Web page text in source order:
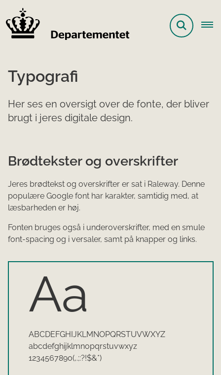
Typografi
Her ses en oversigt over de fonte, der bliver
brugt i jeres digitale design.
Brødtekster og overskrifter
Jeres brødtekst og overskrifter er sat i Raleway. Denne
populære Google font har karakter, samtidig med, at
læsbarheden er høj.
Fonten bruges også i underoverskrifter, med en smule
font-spacing og i versaler, samt på knapper og links.
Aa
ABCDEFGHIJKLMNOPQRSTUVWXYZ
abcdefghijklmnopqrstuvwxyz
1234567890(,.;:?!$&*)